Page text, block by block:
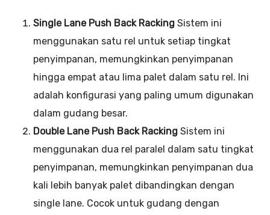
Single Lane Push Back Racking Sistem ini
menggunakan satu rel untuk setiap tingkat
penyimpanan, memungkinkan penyimpanan
hingga empat atau lima palet dalam satu rel. Ini
adalah konfigurasi yang paling umum digunakan
dalam gudang besar.
Double Lane Push Back Racking Sistem ini
menggunakan dua rel paralel dalam satu tingkat
penyimpanan, memungkinkan penyimpanan dua
kali lebih banyak palet dibandingkan dengan
single lane. Cocok untuk gudang dengan